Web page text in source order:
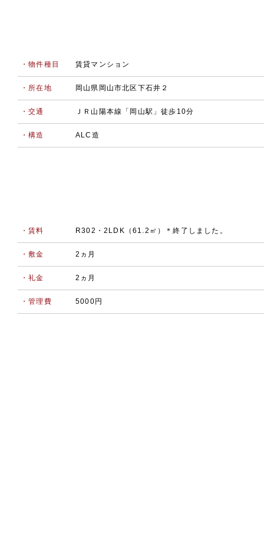
・物件種目 賃貸マンション
・所在地 岡山県岡山市北区下石井２
・交通 ＪＲ山陽本線「岡山駅」徒歩10分
・構造 ALC造
・賃料 R302・2LDK（61.2㎡）＊終了しました。
・敷金 2ヵ月
・礼金 2ヵ月
・管理費 5000円